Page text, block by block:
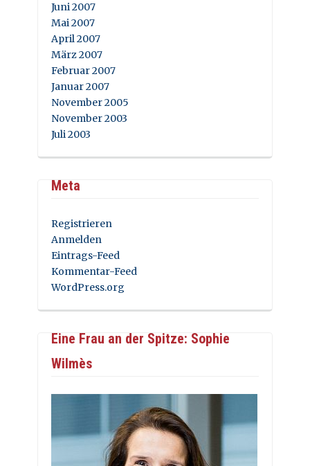
Juni 2007
Mai 2007
April 2007
März 2007
Februar 2007
Januar 2007
November 2005
November 2003
Juli 2003
Meta
Registrieren
Anmelden
Eintrags-Feed
Kommentar-Feed
WordPress.org
Eine Frau an der Spitze: Sophie
Wilmès